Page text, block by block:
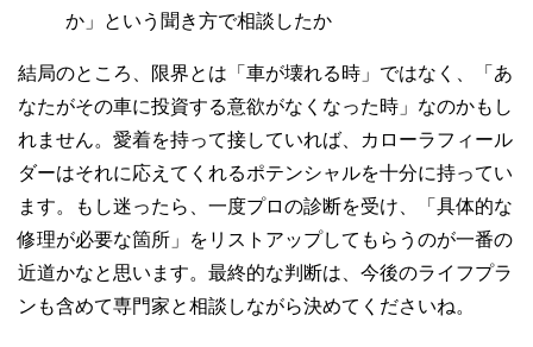
か」という聞き方で相談したか
結局のところ、限界とは「車が壊れる時」ではなく、
「あ
なたがその車に投資する意欲がなくなった時」 なのかもし
れません。愛着を持って接していれば、カローラフィール
ダーはそれに応えてくれるポテンシャルを十分に持ってい
ます。もし迷ったら、一度プロの診断を受け、「具体的な
修理が必要な箇所」をリストアップしてもらうのが一番の
近道かなと思います。最終的な判断は、今後のライフプラ
ンも含めて専門家と相談しながら決めてくださいね。